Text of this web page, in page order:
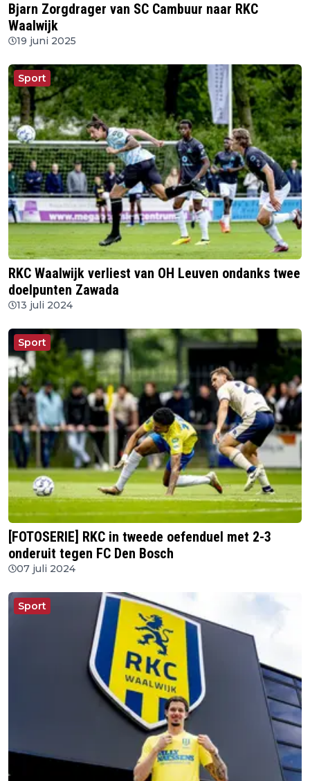
Bjarn Zorgdrager van SC Cambuur naar RKC
Waalwijk
19 juni 2025
Sport
RKC Waalwijk verliest van OH Leuven ondanks twee
doelpunten Zawada
13 juli 2024
Sport
[FOTOSERIE] RKC in tweede oefenduel met 2-3
onderuit tegen FC Den Bosch
07 juli 2024
Sport